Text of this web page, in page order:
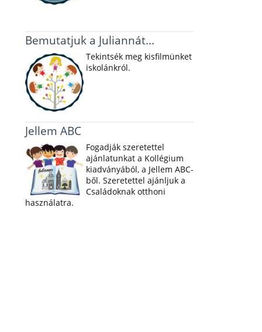
Bemutatjuk a Juliannát...
Tekintsék meg kisfilmünket
iskolánkról.
Jellem ABC
Fogadják szeretettel
ajánlatunkat a Kollégium
kiadványából, a Jellem ABC-
ből. Szeretettel ajánljuk a
Családoknak otthoni
használatra.